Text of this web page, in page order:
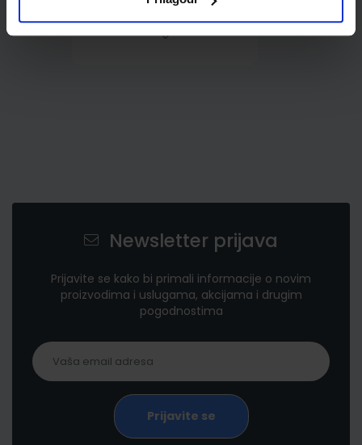
Newsletter prijava
Prijavite se kako bi primali informacije o novim
proizvodima i uslugama, akcijama i drugim
pogodnostima